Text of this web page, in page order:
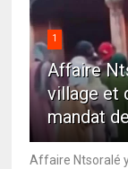
1
Affaire
village et
mandat
Affaire Ntsoralé